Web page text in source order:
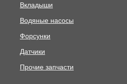
Вкладыши
Водяные насосы
Форсунки
Датчики
Прочие запчасти